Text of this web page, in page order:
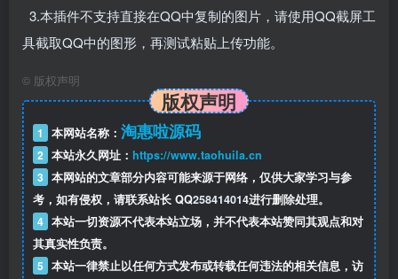
3.本插件不支持直接在QQ中复制的图片，请使用QQ截屏工
具截取QQ中的图形，再测试粘贴上传功能。
© 版权声明
版权声明
1 本网站名称： 淘惠啦源码
2 本站永久网址： https://www.taohuila.cn
3 本网站的文章部分内容可能来源于网络，仅供大家学习与参
考，如有侵权，请联系站长 QQ258414014进行删除处理。
4 本站一切资源不代表本站立场，并不代表本站赞同其观点和对
其真实性负责。
5 本站一律禁止以任何方式发布或转载任何违法的相关信息，访